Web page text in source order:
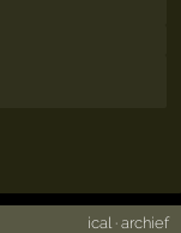
ical · archief